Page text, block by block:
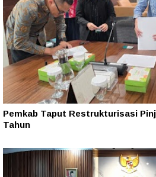
Pemkab Taput Restrukturisasi
Tahun‎